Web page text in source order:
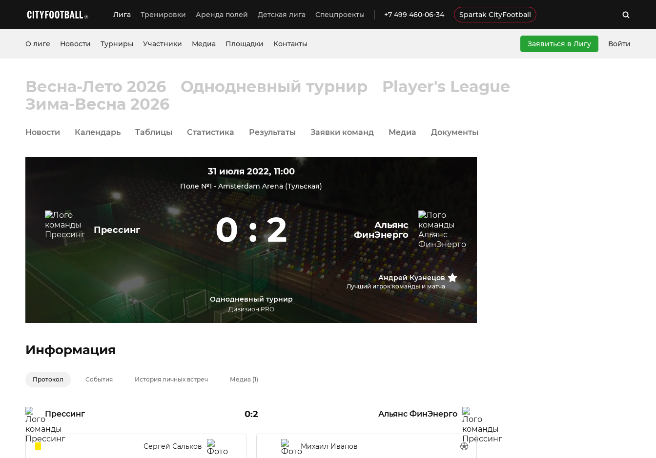
Лига Тренировки Аренда полей Детская лига Спецпроекты +7 499 460-06-34 Spartak CityFootball
О лиге Новости Турниры Участники Медиа Площадки Контакты Заявиться в Лигу Войти
Весна-Лето 2026 Однодневный турнир
Player's League
Зима-Весна 2026
Новости Календарь Таблицы Статистика Результаты Заявки команд Медиа Документы
31 июля 2022, 11:00
Поле №1 - Amsterdam Arena (Тульская)
Прессинг 0 : 2
Альянс
ФинЭнерго
Андрей Кузнецов
Лучший игрок команды и матча
Однодневный турнир
Дивизион PRO
Информация
Протокол События История личных встреч Медиа (1)
Прессинг 0:2 Альянс ФинЭнерго
Сергей Сальков Михаил Иванов